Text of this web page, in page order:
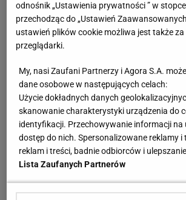
odnośnik „Ustawienia prywatności ” w
przechodząc do „Ustawień
ustawień plików cookie możliwa jest także
przeglądarki.
My, nasi Zaufani Partnerzy i Agora S.A.
dane osobowe w następujących celach:
Użycie dokładnych danych
skanowanie charakterystyki urządzenia do
identyfikacji. Przechowywanie informacji na
dostęp do nich. Spersonalizowane reklamy i
reklam i treści, badnie odbiorców i
Lista Zaufanych Partnerów